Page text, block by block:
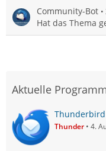
Community-Bot
Hat das Thema
Aktuelle
Thunder 4.